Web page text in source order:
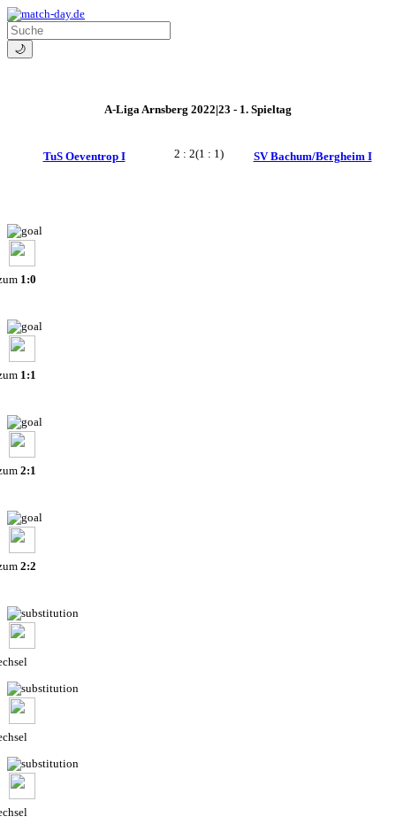
🌙
A-Liga Arnsberg 2022|23 - 1. Spieltag
TuS Oeventrop I 2 : 2(1 : 1) SV Bachum/Bergheim I
1:0
1:1
2:1
2:2